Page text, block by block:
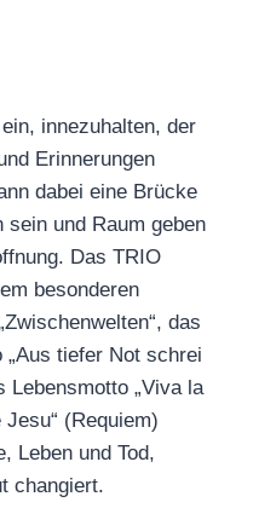
innezuhalten, der
Erinnerungen
dabei eine Brücke
und Raum geben
Das TRIO
besonderen
das
tiefer Not schrei
Lebensmotto „Viva la
(Requiem)
Leben und Tod,
changiert.